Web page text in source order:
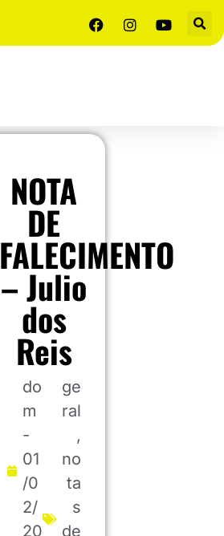
NOTA
DE
FALECIMENTO
– Julio
dos
Reis
do
m
-
01
/0
2/
20
ge
ral
,
no
ta
s
de